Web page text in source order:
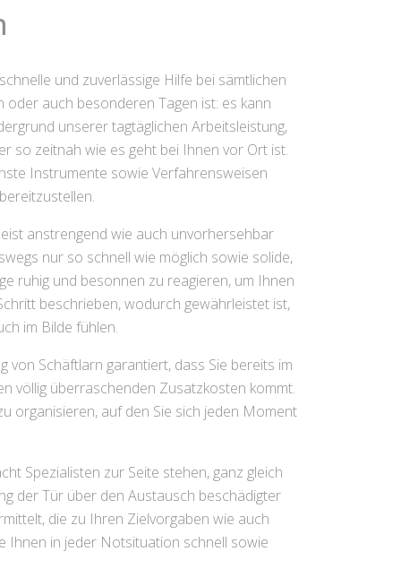
und zuverlässige Hilfe bei sämtlichen
auch besonderen Tagen ist: es kann
unserer tagtäglichen Arbeitsleistung,
so zeitnah wie es geht bei Ihnen vor Ort ist.
Instrumente sowie Verfahrensweisen
anstrengend wie auch unvorhersehbar
nur so schnell wie möglich sowie solide,
ruhig und besonnen zu reagieren, um Ihnen
beschrieben, wodurch gewährleistet ist,
im Bilde fühlen.
Schäftlarn garantiert, dass Sie bereits im
völlig überraschenden Zusatzkosten kommt.
organisieren, auf den Sie sich jeden Moment
Spezialisten zur Seite stehen, ganz gleich
der Tür über den Austausch beschädigter
die zu Ihren Zielvorgaben wie auch
Ihnen in jeder Notsituation schnell sowie